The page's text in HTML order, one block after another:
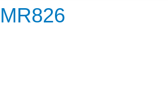
MR826